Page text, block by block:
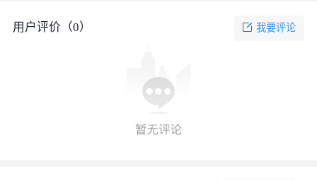
用户评价（0） 我要评论